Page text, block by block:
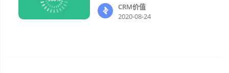
CRM价值
2020-08-24